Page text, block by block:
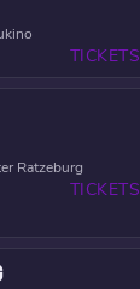
TICKETS
Ratzeburg
TICKETS